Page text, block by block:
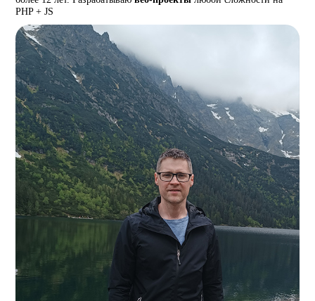
PHP + JS